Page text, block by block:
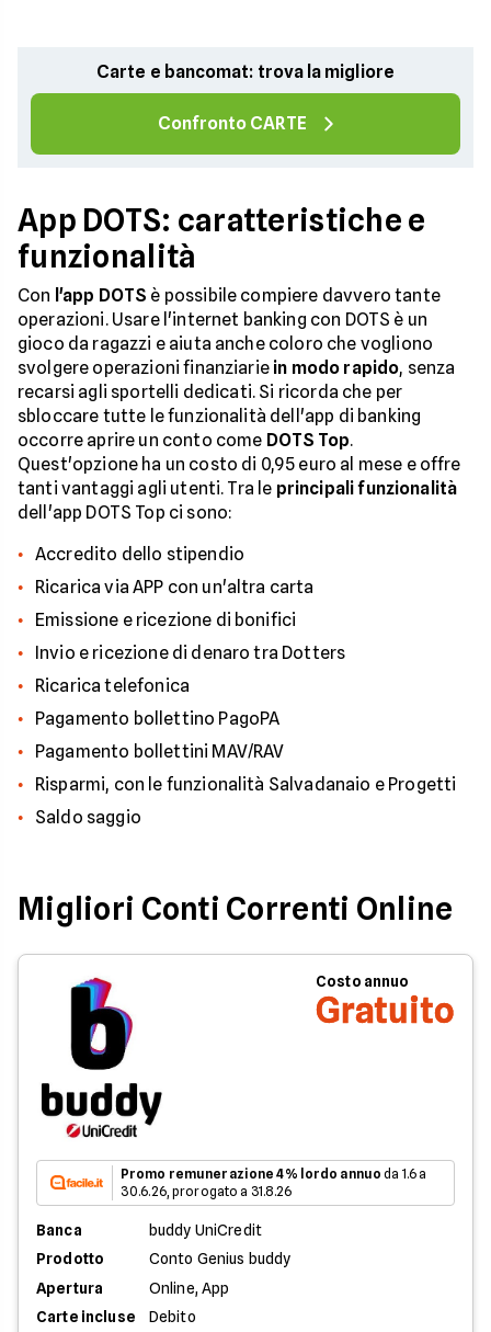
Carte e bancomat: trova la migliore
Confronto CARTE
App DOTS: caratteristiche e
funzionalità
Con l'app DOTS è possibile compiere davvero tante
operazioni. Usare l'internet banking con DOTS è un
gioco da ragazzi e aiuta anche coloro che vogliono
svolgere operazioni finanziarie in modo rapido, senza
recarsi agli sportelli dedicati. Si ricorda che per
sbloccare tutte le funzionalità dell'app di banking
occorre aprire un conto come DOTS Top.
Quest'opzione ha un costo di 0,95 euro al mese e offre
tanti vantaggi agli utenti. Tra le principali funzionalità
dell'app DOTS Top ci sono:
Accredito dello stipendio
Ricarica via APP con un'altra carta
Emissione e ricezione di bonifici
Invio e ricezione di denaro tra Dotters
Ricarica telefonica
Pagamento bollettino PagoPA
Pagamento bollettini MAV/RAV
Risparmi, con le funzionalità Salvadanaio e Progetti
Saldo saggio
Migliori Conti Correnti Online
Costo annuo
Gratuito
Promo remunerazione 4% lordo annuo da 1.6 a
30.6.26, prorogato a 31.8.26
Banca
buddy UniCredit
Prodotto
Conto Genius buddy
Apertura
Online, App
Carte incluse
Debito